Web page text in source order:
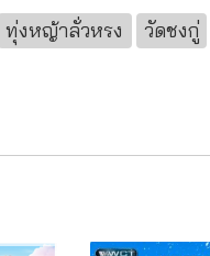
ทุ่งหญ้าลั่วหรง วัดชงกู่